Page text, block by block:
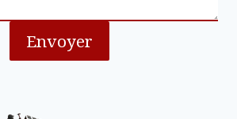
Envoyer